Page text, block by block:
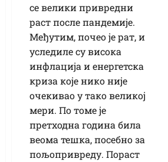
се велики привредни
раст после пандемије.
Међутим, почео је рат, и
уследиле су висока
инфлација и енергетска
криза које нико није
очекивао у тако великој
мери. По томе је
претходна година била
веома тешка, посебно за
пољопривреду. Пораст